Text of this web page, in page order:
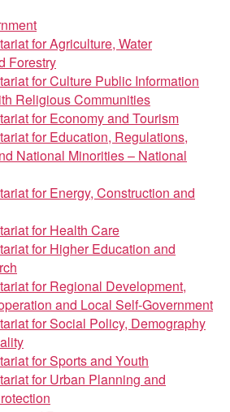
for Agriculture, Water
Forestry
for Culture Public Information
Religious Communities
for Economy and Tourism
for Education, Regulations,
National Minorities – National
for Energy, Construction and
for Health Care
for Higher Education and
for Regional Development,
and Local Self-Government
for Social Policy, Demography
for Sports and Youth
for Urban Planning and